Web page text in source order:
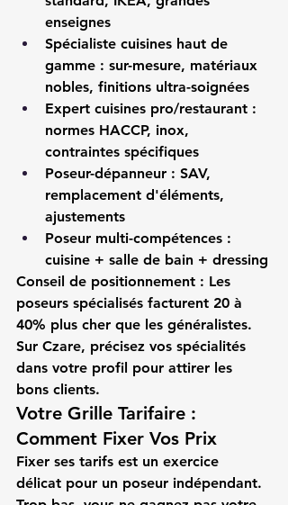
enseignes
Spécialiste cuisines haut de
gamme : sur-mesure, matériaux
nobles, finitions ultra-soignées
Expert cuisines pro/restaurant :
normes HACCP, inox,
contraintes spécifiques
Poseur-dépanneur : SAV,
remplacement d'éléments,
ajustements
Poseur multi-compétences :
cuisine + salle de bain + dressing
Conseil de positionnement : Les
poseurs spécialisés facturent 20 à
40% plus cher que les généralistes.
Sur Czare, précisez vos spécialités
dans votre profil pour attirer les
bons clients.
Votre Grille Tarifaire :
Comment Fixer Vos Prix
Fixer ses tarifs est un exercice
délicat pour un poseur indépendant.